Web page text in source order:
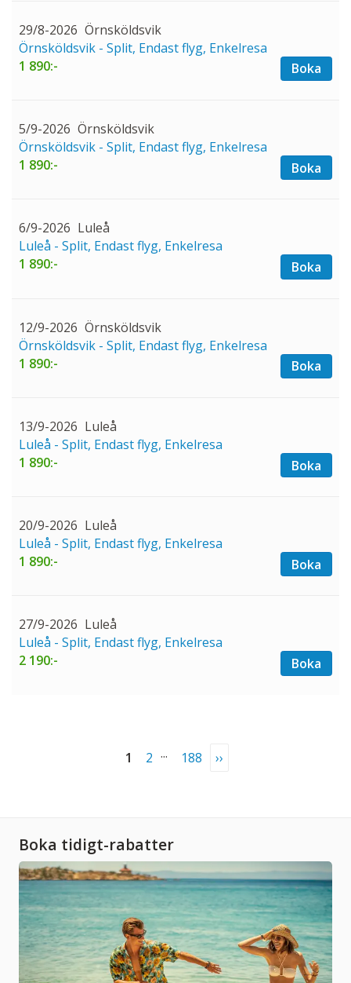
29/8-2026 Örnsköldsvik
Örnsköldsvik - Split, Endast flyg, Enkelresa
1 890:-
Boka
5/9-2026 Örnsköldsvik
Örnsköldsvik - Split, Endast flyg, Enkelresa
1 890:-
Boka
6/9-2026 Luleå
Luleå - Split, Endast flyg, Enkelresa
1 890:-
Boka
12/9-2026 Örnsköldsvik
Örnsköldsvik - Split, Endast flyg, Enkelresa
1 890:-
Boka
13/9-2026 Luleå
Luleå - Split, Endast flyg, Enkelresa
1 890:-
Boka
20/9-2026 Luleå
Luleå - Split, Endast flyg, Enkelresa
1 890:-
Boka
27/9-2026 Luleå
Luleå - Split, Endast flyg, Enkelresa
2 190:-
Boka
1 2 ... 188 ››
Boka tidigt-rabatter